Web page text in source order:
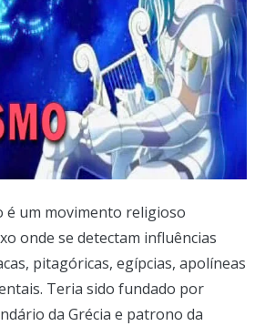
é um movimento religioso
onde se detectam influências
pitagóricas, egípcias, apolíneas
Teria sido fundado por
da Grécia e patrono da